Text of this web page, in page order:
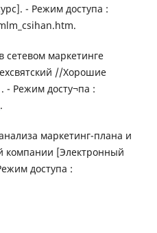
- Режим доступа :
сетевом маркетинге
//Хорошие
- Режим досту¬па :
.
маркетинг-плана и
компании [Электронный
доступа :